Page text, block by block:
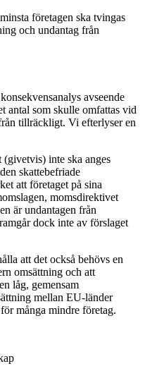
företagen ska tvingas
och undantag från
avseende
antal som skulle omfattas vid
tillräckligt. Vi efterlyser en
(givetvis) inte ska anges
skattebefriade
att företaget på sina
momsdirektivet
är undantagen från
dock inte av förslaget
att det också behövs en
omsättning och att
låg, gemensam
mellan EU-länder
många mindre företag.